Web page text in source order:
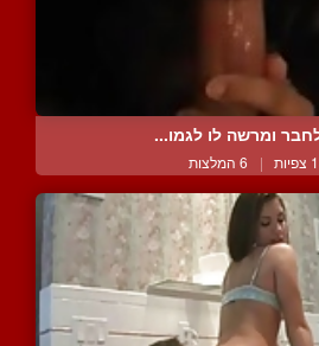
ומרשה לו לגמו...
| 6 המלצות